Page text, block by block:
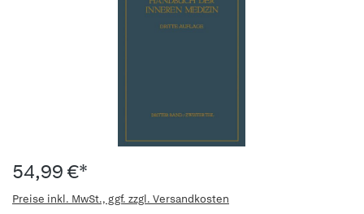
54,99 €*
Preise inkl. MwSt., ggf. zzgl. Versandkosten